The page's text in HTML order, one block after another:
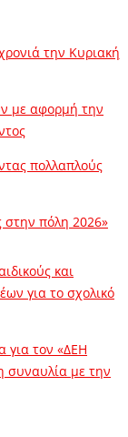
την Κυριακή
με αφορμή την
πολλαπλούς
στην πόλη 2026»
και
για το σχολικό
για τον «ΔΕΗ
συναυλία με την